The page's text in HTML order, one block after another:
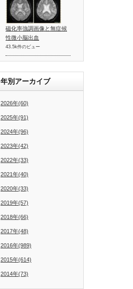
磁化率強調画像と無症候
性微小脳出血
43.5k件のビュー
年別アーカイブ
2026年(60)
2025年(91)
2024年(96)
2023年(42)
2022年(33)
2021年(40)
2020年(33)
2019年(57)
2018年(66)
2017年(48)
2016年(989)
2015年(614)
2014年(73)